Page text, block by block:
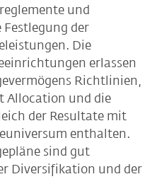
und
Festlegung der
Die
erlassen
Richtlinien,
Allocation und die
der Resultate mit
enthalten.
sind gut
Diversifikation und der